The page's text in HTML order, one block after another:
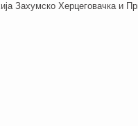
Захумско Херцеговачка и